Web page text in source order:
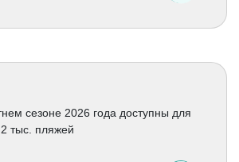
сезоне 2026 года доступны для
тыс. пляжей